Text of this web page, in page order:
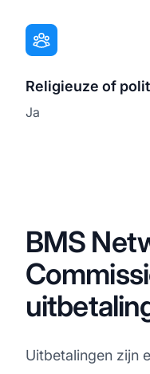
Religieuze of
Ja
BMS
Uitbetalingen zijn